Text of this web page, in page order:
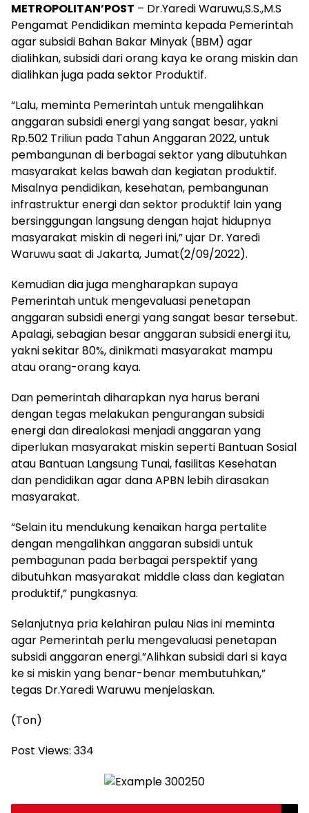
METROPOLITAN’POST – Dr.Yaredi Waruwu,S.S.,M.S
Pengamat Pendidikan meminta kepada Pemerintah
agar subsidi Bahan Bakar Minyak (BBM) agar
dialihkan, subsidi dari orang kaya ke orang miskin dan
dialihkan juga pada sektor Produktif.
“Lalu, meminta Pemerintah untuk mengalihkan
anggaran subsidi energi yang sangat besar, yakni
Rp.502 Triliun pada Tahun Anggaran 2022, untuk
pembangunan di berbagai sektor yang dibutuhkan
masyarakat kelas bawah dan kegiatan produktif.
Misalnya pendidikan, kesehatan, pembangunan
infrastruktur energi dan sektor produktif lain yang
bersinggungan langsung dengan hajat hidupnya
masyarakat miskin di negeri ini,” ujar Dr. Yaredi
Waruwu saat di Jakarta, Jumat(2/09/2022).
Kemudian dia juga mengharapkan supaya
Pemerintah untuk mengevaluasi penetapan
anggaran subsidi energi yang sangat besar tersebut.
Apalagi, sebagian besar anggaran subsidi energi itu,
yakni sekitar 80%, dinikmati masyarakat mampu
atau orang-orang kaya.
Dan pemerintah diharapkan nya harus berani
dengan tegas melakukan pengurangan subsidi
energi dan direalokasi menjadi anggaran yang
diperlukan masyarakat miskin seperti Bantuan Sosial
atau Bantuan Langsung Tunai, fasilitas Kesehatan
dan pendidikan agar dana APBN lebih dirasakan
masyarakat.
“Selain itu mendukung kenaikan harga pertalite
dengan mengalihkan anggaran subsidi untuk
pembagunan pada berbagai perspektif yang
dibutuhkan masyarakat middle class dan kegiatan
produktif,” pungkasnya.
Selanjutnya pria kelahiran pulau Nias ini meminta
agar Pemerintah perlu mengevaluasi penetapan
subsidi anggaran energi.”Alihkan subsidi dari si kaya
ke si miskin yang benar-benar membutuhkan,”
tegas Dr.Yaredi Waruwu menjelaskan.
(Ton)
Post Views: 334